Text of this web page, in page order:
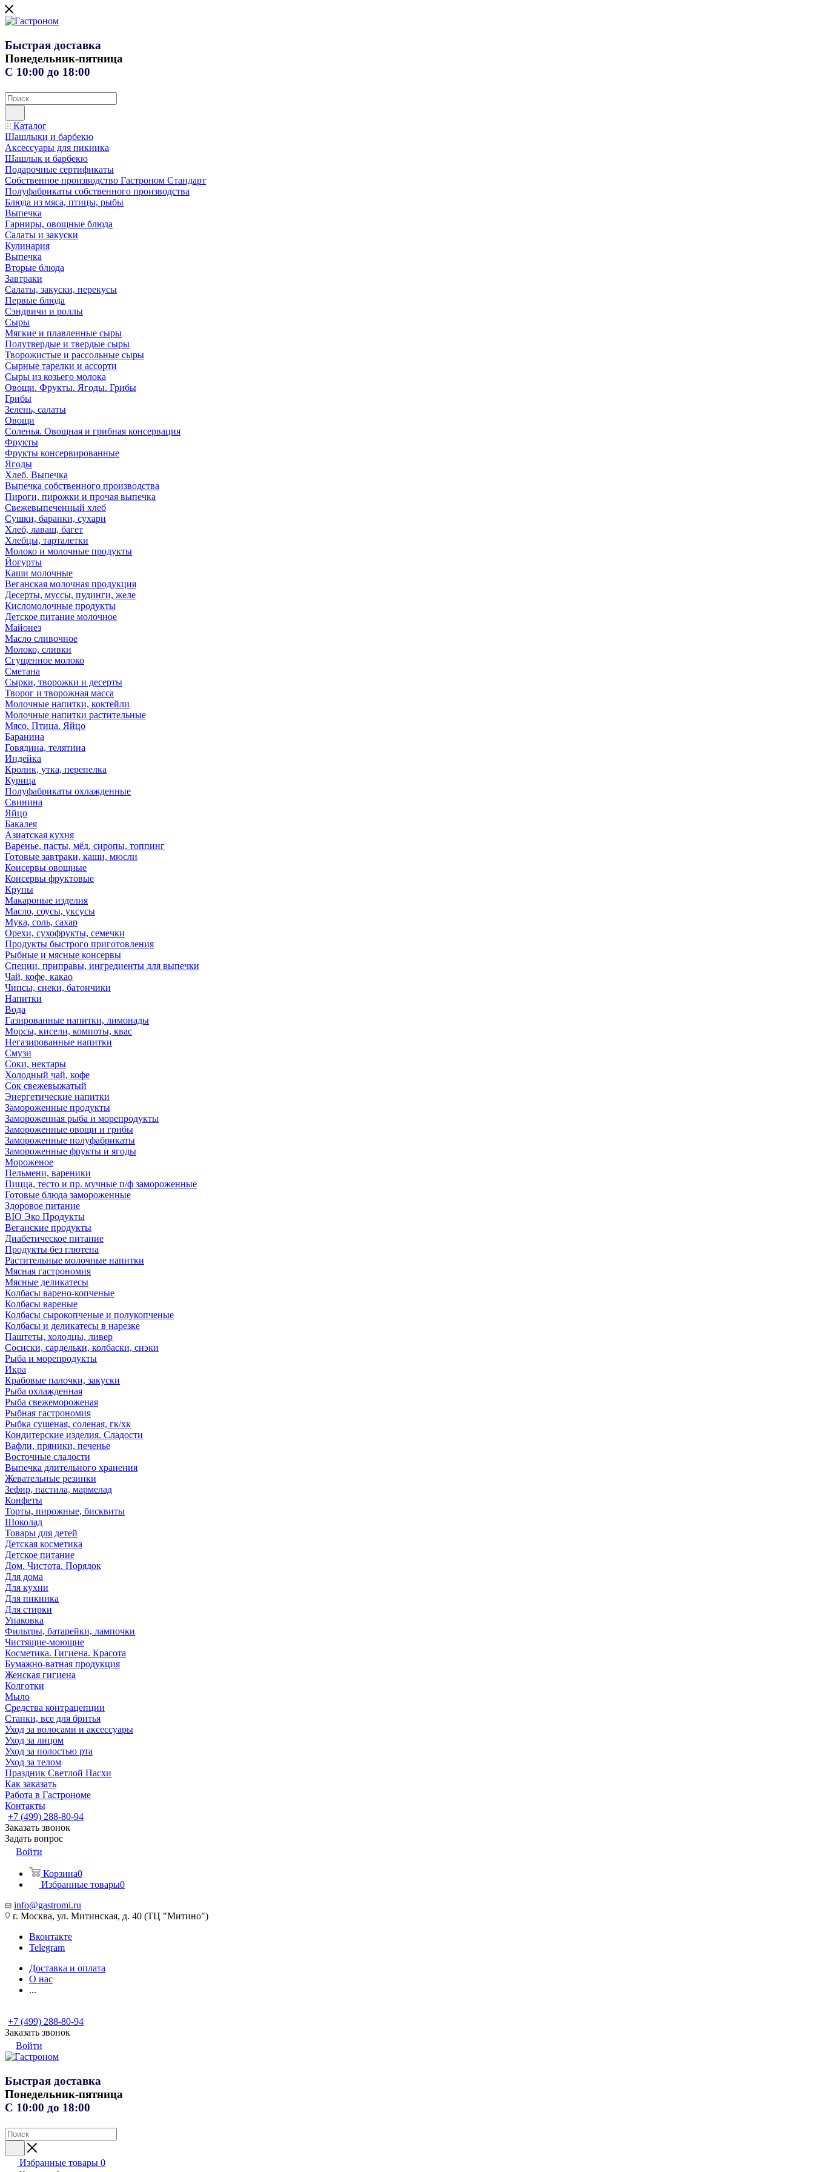
Быстрая доставка
Понедельник-пятница
С 10:00 до 18:00
Каталог
Шашлыки и барбекю
Аксессуары для пикника
Шашлык и барбекю
Подарочные сертификаты
Собственное производство Гастроном Стандарт
Полуфабрикаты собственного производства
Блюда из мяса, птицы, рыбы
Выпечка
Гарниры, овощные блюда
Салаты и закуски
Кулинария
Выпечка
Вторые блюда
Завтраки
Салаты, закуски, перекусы
Первые блюда
Сэндвичи и роллы
Сыры
Мягкие и плавленные сыры
Полутвердые и твердые сыры
Творожистые и рассольные сыры
Сырные тарелки и ассорти
Сыры из козьего молока
Овощи. Фрукты. Ягоды. Грибы
Грибы
Зелень, салаты
Овощи
Соленья. Овощная и грибная консервация
Фрукты
Фрукты консервированные
Ягоды
Хлеб. Выпечка
Выпечка собственного производства
Пироги, пирожки и прочая выпечка
Свежевыпеченный хлеб
Сушки, баранки, сухари
Хлеб, лаваш, багет
Хлебцы, тарталетки
Молоко и молочные продукты
Йогурты
Каши молочные
Веганская молочная продукция
Десерты, муссы, пудинги, желе
Кисломолочные продукты
Детское питание молочное
Майонез
Масло сливочное
Молоко, сливки
Сгущенное молоко
Сметана
Сырки, творожки и десерты
Творог и творожная масса
Молочные напитки, коктейли
Молочные напитки растительные
Мясо. Птица. Яйцо
Баранина
Говядина, телятина
Индейка
Кролик, утка, перепелка
Курица
Полуфабрикаты охлажденные
Свинина
Яйцо
Бакалея
Азиатская кухня
Варенье, пасты, мёд, сиропы, топпинг
Готовые завтраки, каши, мюсли
Консервы овощные
Консервы фруктовые
Крупы
Макароные изделия
Масло, соусы, уксусы
Мука, соль, сахар
Орехи, сухофрукты, семечки
Продукты быстрого приготовления
Рыбные и мясные консервы
Специи, приправы, ингредиенты для выпечки
Чай, кофе, какао
Чипсы, снеки, батончики
Напитки
Вода
Газированные напитки, лимонады
Морсы, кисели, компоты, квас
Негазированные напитки
Смузи
Соки, нектары
Холодный чай, кофе
Сок свежевыжатый
Энергетические напитки
Замороженные продукты
Замороженная рыба и морепродукты
Замороженные овощи и грибы
Замороженные полуфабрикаты
Замороженные фрукты и ягоды
Мороженое
Пельмени, вареники
Пицца, тесто и пр. мучные п/ф замороженные
Готовые блюда замороженные
Здоровое питание
BIO Эко Продукты
Веганские продукты
Диабетическое питание
Продукты без глютена
Растительные молочные напитки
Мясная гастрономия
Мясные деликатесы
Колбасы варено-копченые
Колбасы вареные
Колбасы сырокопченые и полукопченые
Колбасы и деликатесы в нарезке
Паштеты, холодцы, ливер
Сосиски, сардельки, колбаски, снэки
Рыба и морепродукты
Икра
Крабовые палочки, закуски
Рыба охлажденная
Рыба свежемороженая
Рыбная гастрономия
Рыбка сушеная, соленая, гк/хк
Кондитерские изделия. Сладости
Вафли, пряники, печенье
Восточные сладости
Выпечка длительного хранения
Жевательные резинки
Зефир, пастила, мармелад
Конфеты
Торты, пирожные, бисквиты
Шоколад
Товары для детей
Детская косметика
Детское питание
Дом. Чистота. Порядок
Для дома
Для кухни
Для пикника
Для стирки
Упаковка
Фильтры, батарейки, лампочки
Чистящие-моющие
Косметика. Гигиена. Красота
Бумажно-ватная продукция
Женская гигиена
Колготки
Мыло
Средства контрацепции
Станки, все для бритья
Уход за волосами и аксессуары
Уход за лицом
Уход за полостью рта
Уход за телом
Праздник Светлой Пасхи
Как заказать
Работа в Гастрономе
Контакты
+7 (499) 288-80-94
Заказать звонок
Задать вопрос
Войти
Корзина0
Избранные товары0
info@gastromi.ru
г. Москва, ул. Митинская, д. 40 (ТЦ "Митино")
Вконтакте
Telegram
Доставка и оплата
О нас
...
+7 (499) 288-80-94
Заказать звонок
Войти
Быстрая доставка
Понедельник-пятница
С 10:00 до 18:00
Избранные товары 0